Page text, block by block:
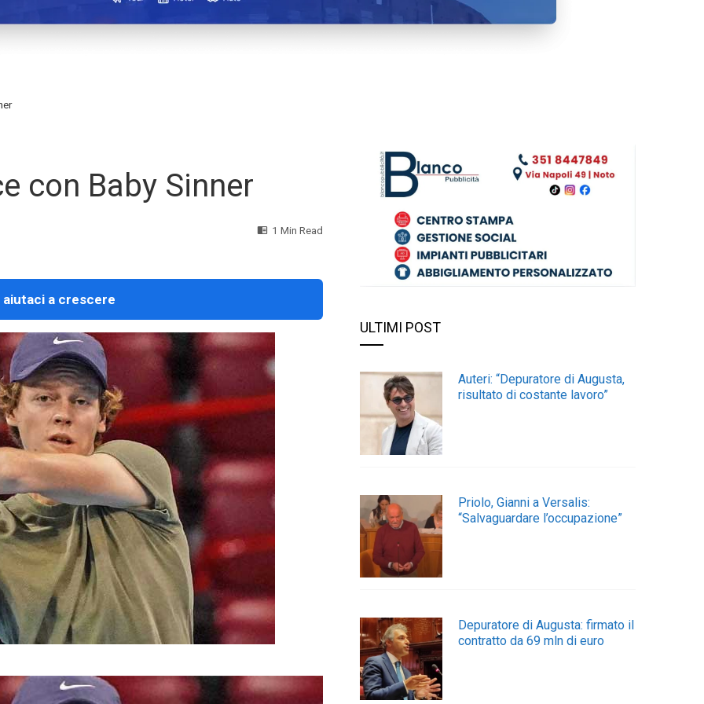
con Baby Sinner
1 Min Read
aiutaci a crescere
ULTIMI POST
Auteri: “Depuratore di Augusta,
risultato di costante lavoro”
Priolo, Gianni a Versalis:
“Salvaguardare l’occupazione”
Depuratore di Augusta: firmato il
contratto da 69 mln di euro